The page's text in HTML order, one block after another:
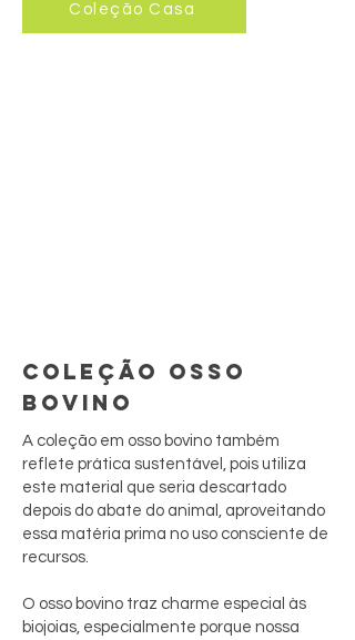
Coleção Casa
COLEÇÃO OSSO
BOVINO
A coleção em osso bovino também
reflete prática sustentável, pois utiliza
este material que seria descartado
depois do abate do animal, aproveitando
essa matéria prima no uso consciente de
recursos.
O osso bovino traz charme especial às
biojoias, especialmente porque nossa